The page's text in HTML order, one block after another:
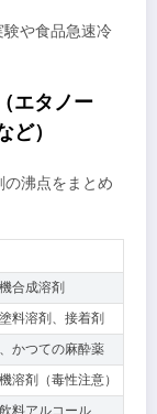
や食品急速冷
エタノー
）
沸点をまとめ
合成溶剤
料溶剤、接着剤
かつての麻酔薬
溶剤（毒性注意）